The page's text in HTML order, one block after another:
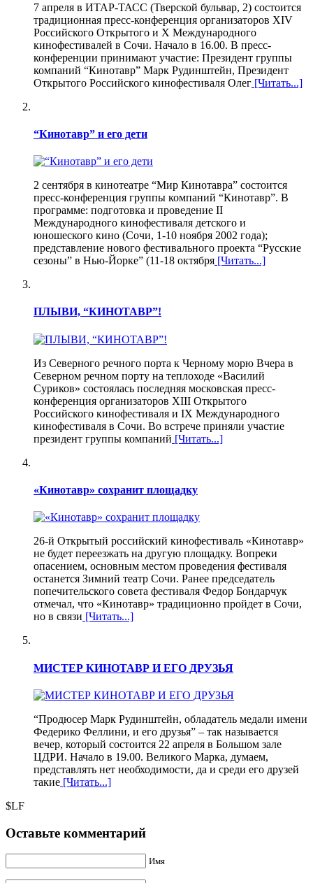
7 апреля в ИТАР-ТАСС (Тверской бульвар, 2) состоится
традиционная пресс-конференция организаторов XIV
Российского Открытого и X Международного
кинофестивалей в Сочи. Начало в 16.00. В пресс-
конференции принимают участие: Президент группы
компаний “Кинотавр” Марк Рудинштейн, Президент
Открытого Российского кинофестиваля Олег [Читать...]
“Кинотавр” и его дети
2 сентября в кинотеатре “Мир Кинотавра” состоится
пресс-конференция группы компаний “Кинотавр”. В
программе: подготовка и проведение II
Международного кинофестиваля детского и
юношеского кино (Сочи, 1-10 ноября 2002 года);
представление нового фестивального проекта “Русские
сезоны” в Нью-Йорке” (11-18 октября [Читать...]
ПЛЫВИ, “КИНОТАВР”!
Из Северного речного порта к Черному морю Вчера в
Северном речном порту на теплоходе «Василий
Суриков» состоялась последняя московская пресс-
конференция организаторов XIII Открытого
Российского кинофестиваля и IX Международного
кинофестиваля в Сочи. Во встрече приняли участие
президент группы компаний [Читать...]
«Кинотавр» сохранит площадку
26-й Открытый российский кинофестиваль «Кинотавр»
не будет переезжать на другую площадку. Вопреки
опасением, основным местом проведения фестиваля
останется Зимний театр Сочи. Ранее председатель
попечительского совета фестиваля Федор Бондарчук
отмечал, что «Кинотавр» традиционно пройдет в Сочи,
но в связи [Читать...]
МИСТЕР КИНОТАВР И ЕГО ДРУЗЬЯ
“Продюсер Марк Рудинштейн, обладатель медали имени
Федерико Феллини, и его друзья” – так называется
вечер, который состоится 22 апреля в Большом зале
ЦДРИ. Начало в 19.00. Великого Марка, думаем,
представлять нет необходимости, да и среди его друзей
такие [Читать...]
$LF
Оставьте комментарий
Имя